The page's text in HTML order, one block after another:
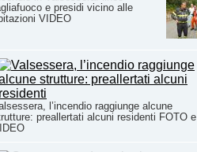
e presidi vicino alle
VIDEO
l’incendio raggiunge alcune
preallertati alcuni residenti FOTO e